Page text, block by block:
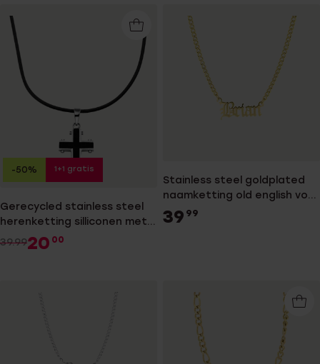
Gerecycled stainless steel
herenketting silliconen met
hanger kruis
39.9920 00
-50% 1+1 gratis
Stainless steel goldplated
naamketting old english voor
heren
39 99